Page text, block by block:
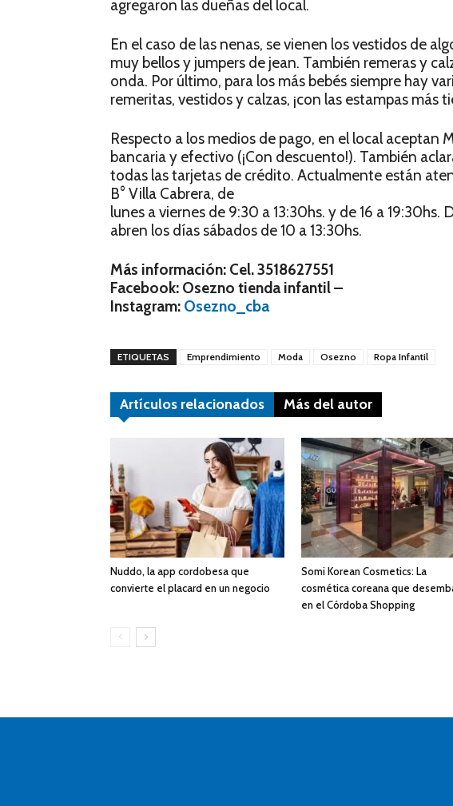
agregaron las dueñas del local.
En el caso de las nenas, se vienen los vestidos de
muy bellos y jumpers de jean. También remeras y
onda. Por último, para los más bebés siempre hay
remeritas, vestidos y calzas, ¡con las estampas más
Respecto a los medios de pago, en el local aceptan
bancaria y efectivo (¡Con descuento!). También
todas las tarjetas de crédito. Actualmente están
B° Villa Cabrera, de
lunes a viernes de 9:30 a 13:30hs. y de 16 a
abren los días sábados de 10 a 13:30hs.
Más información: Cel. 3518627551
Facebook: Osezno tienda infantil –
Instagram: Osezno_cba
ETIQUETAS Emprendimiento Moda Osezno Ropa Infantil
Artículos relacionados Más del autor
Nuddo, la app cordobesa que
convierte el placard en un negocio
Somi Korean Cosmetics: La
cosmética coreana que
en el Córdoba Shopping